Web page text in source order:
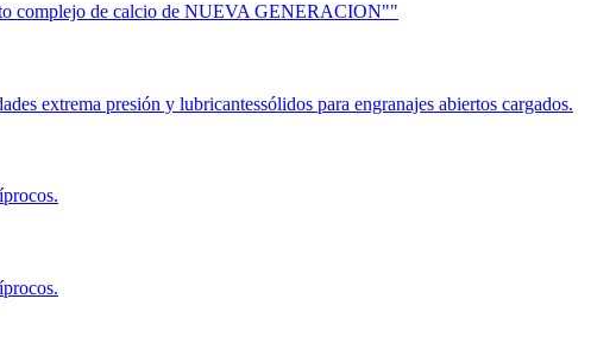
complejo de calcio de NUEVA GENERACION""
extrema presión y lubricantessólidos para engranajes abiertos cargados.